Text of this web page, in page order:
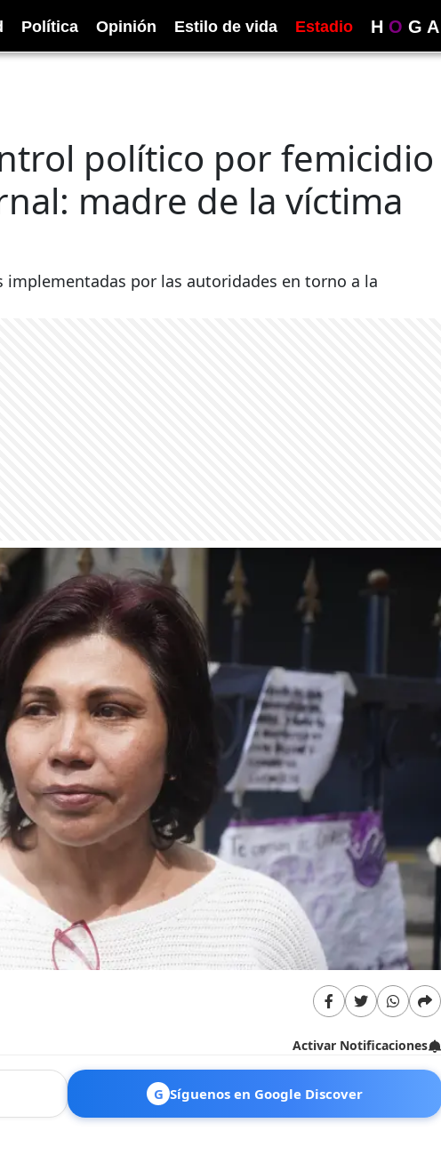
Política Opinión Estilo de vida Estadio H O G A
político por femicidio
madre de la víctima
por las autoridades en torno a la
Activar Notificaciones
G Síguenos en Google Discover